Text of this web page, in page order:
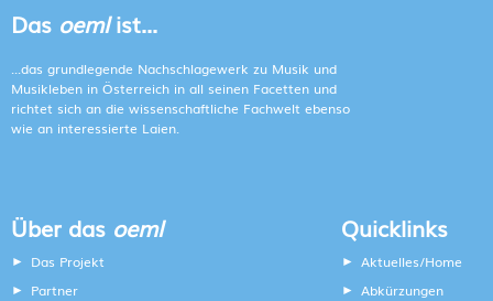
Das oemlist...
...das grundlegende Nachschlagewerk zu Musik und
Musikleben in Österreich in all seinen Facetten und
richtet sich an die wissenschaftliche Fachwelt ebenso
wie an interessierte Laien.
Über das oeml
Das Projekt
Partner
Quicklinks
Aktuelles/Home
Abkürzungen